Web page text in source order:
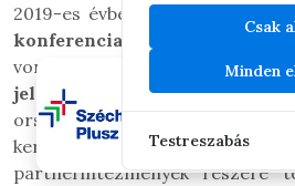
2019-es évben a projekt
konferenciakötet
és a 2018.
vonatkozásában
jelentések
országinformációs jelentések
került összeállításra,
partnerintézmények részére
Csak
Minden
Testreszabás